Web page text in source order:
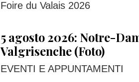
Foire du Valais 2026
5 agosto 2026: Notre-
Valgrisenche (Foto)
EVENTI E APPUNTAMENTI